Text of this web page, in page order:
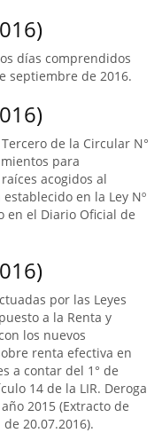
días comprendidos
septiembre de 2016.
de la Circular N°
para
acogidos al
en la Ley Nº
en el Diario Oficial de
por las Leyes
a la Renta y
los nuevos
renta efectiva en
a contar del 1° de
14 de la LIR. Deroga
2015 (Extracto de
20.07.2016).